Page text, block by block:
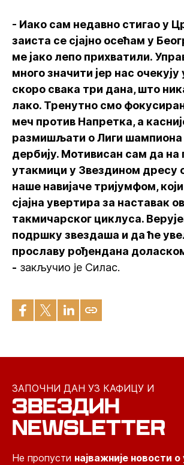
- Иако сам недавно стигао у
заиста се сјајно осећам у
ме јако лепо прихватили.
много значити јер нас
скоро свака три дана, што
лако. Тренутно смо
меч против Напретка, а
размишљати о Лиги шампиона
дербију. Мотивисан сам да на
утакмици у Звездином дресу
наше навијаче тријумфом,
сјајна увертира за наставак
такмичарског циклуса.
подршку звездаша и да ће
прославу рођендана
- закључио је Силас.
ЗАПОЧНИ ДАН УЗ КАФИЦУ И
ЗВЕЗДИН
NEWSLETTER
Не пропусти најважније новости